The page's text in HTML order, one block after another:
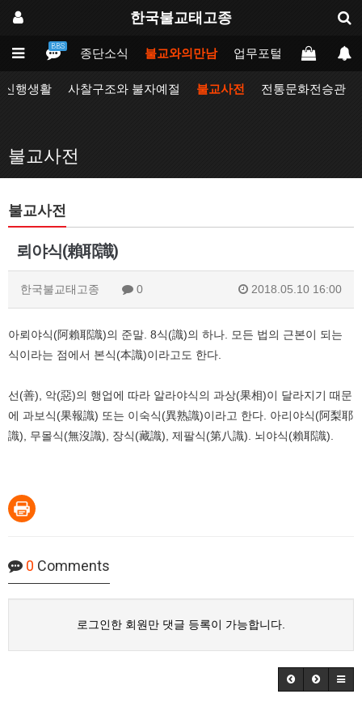
한국불교태고종
BBS
태고종 종단소식 불교와의만남 업무포털 동방불교대
신행생활 사찰구조와 불자예절 불교사전 전통문화전승관
불교사전
불교사전
뢰야식(賴耶識)
한국불교태고종 0 2018.05.10 16:00
아뢰야식(阿賴耶識)의 준말. 8식(識)의 하나. 모든 법의 근본이 되는
식이라는 점에서 본식(本識)이라고도 한다.
선(善), 악(惡)의 행업에 따라 알라야식의 과상(果相)이 달라지기 때문
에 과보식(果報識) 또는 이숙식(異熟識)이라고 한다. 아리야식(阿梨耶
識), 무몰식(無沒識), 장식(藏識), 제팔식(第八識). 뇌야식(賴耶識).
0 Comments
로그인한 회원만 댓글 등록이 가능합니다.